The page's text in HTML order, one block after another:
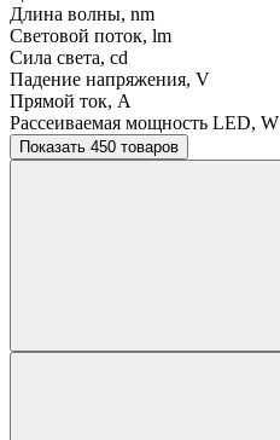
Длина волны, nm
Световой поток, lm
Сила света, cd
Падение напряжения, V
Прямой ток, A
Рассеиваемая мощность LED, W
Показать 450 товаров